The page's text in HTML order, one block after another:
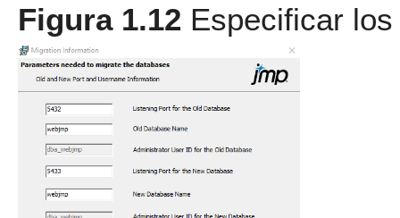
Figura 1.12 Especificar